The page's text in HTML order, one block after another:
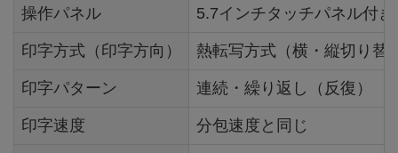
操作パネル 5.7インチタッチパネル付
印字方式（印字方向） 熱転写方式（横・縦切り替
印字パターン 連続・繰り返し（反復）
印字速度 分包速度と同じ